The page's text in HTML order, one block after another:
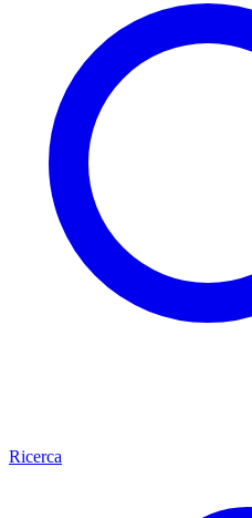
Ricerca